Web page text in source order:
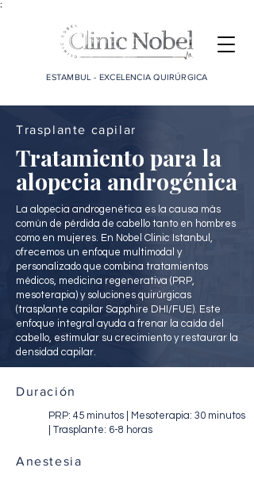
;
ESTAMBUL - EXCELENCIA QUIRÚRGICA
Trasplante capilar
Tratamiento para la
alopecia androgénica
La alopecia androgenética es la causa más
común de pérdida de cabello tanto en hombres
como en mujeres. En Nobel Clinic Istanbul,
ofrecemos un enfoque multimodal y
personalizado que combina tratamientos
médicos, medicina regenerativa (PRP,
mesoterapia) y soluciones quirúrgicas
(trasplante capilar Sapphire DHI/FUE). Este
enfoque integral ayuda a frenar la caída del
cabello, estimular su crecimiento y restaurar la
densidad capilar.
Duración
PRP: 45 minutos | Mesoterapia: 30 minutos
| Trasplante: 6-8 horas
Anestesia